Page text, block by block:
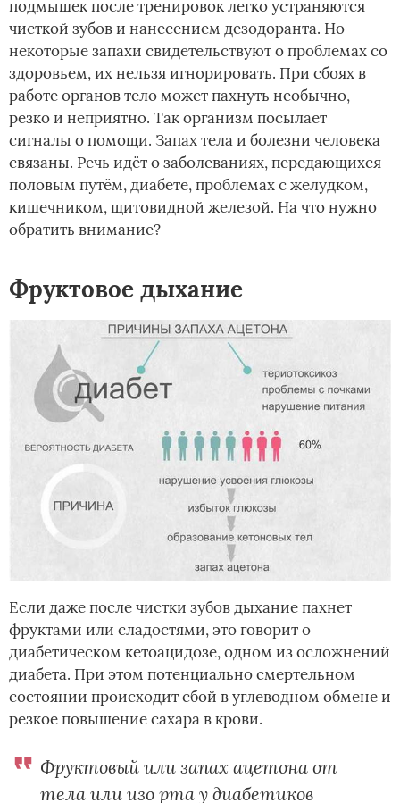
подмышек после тренировок легко устраняются
чисткой зубов и нанесением дезодоранта. Но
некоторые запахи свидетельствуют о проблемах со
здоровьем, их нельзя игнорировать. При сбоях в
работе органов тело может пахнуть необычно,
резко и неприятно. Так организм посылает
сигналы о помощи. Запах тела и болезни человека
связаны. Речь идёт о заболеваниях, передающихся
половым путём, диабете, проблемах с желудком,
кишечником, щитовидной железой. На что нужно
обратить внимание?
Фруктовое дыхание
Если даже после чистки зубов дыхание пахнет
фруктами или сладостями, это говорит о
диабетическом кетоацидозе, одном из осложнений
диабета. При этом потенциально смертельном
состоянии происходит сбой в углеводном обмене и
резкое повышение сахара в крови.
Фруктовый или запах ацетона от
тела или изо рта у диабетиков